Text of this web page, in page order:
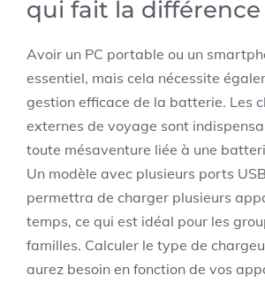
qui fait la différence
Avoir un PC portable ou un
essentiel, mais cela nécessite
gestion efficace de la batterie. Les
externes de voyage sont
toute mésaventure liée à une
Un modèle avec plusieurs ports
permettra de charger plusieurs
temps, ce qui est idéal pour les
familles. Calculer le type de
aurez besoin en fonction de vos